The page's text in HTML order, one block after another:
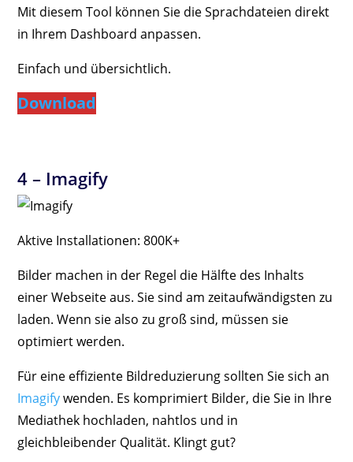
Mit diesem Tool können Sie die Sprachdateien direkt
in Ihrem Dashboard anpassen.
Einfach und übersichtlich.
Download
4 – Imagify
Aktive Installationen: 800K+
Bilder machen in der Regel die Hälfte des Inhalts
einer Webseite aus. Sie sind am zeitaufwändigsten zu
laden. Wenn sie also zu groß sind, müssen sie
optimiert werden.
Für eine effiziente Bildreduzierung sollten Sie sich an
Imagifywenden. Es komprimiert Bilder, die Sie in Ihre
Mediathek hochladen, nahtlos und in
gleichbleibender Qualität. Klingt gut?